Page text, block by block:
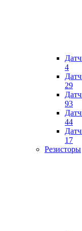
4
29
93
44
17
Резисторы